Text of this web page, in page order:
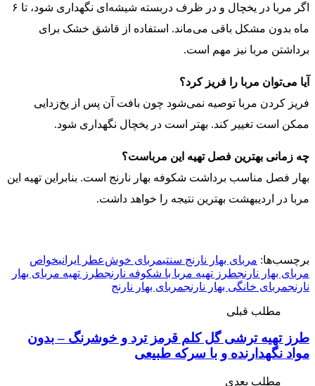
اگر مربا در یخچال و در ظرف دربسته شیشه‌ای نگهداری شود، تا ۶
ماه بدون مشکل باقی می‌ماند. استفاده از قاشق خشک برای
برداشتن مربا نیز مهم است.
آیا می‌توان مربا را فریز کرد؟
فریز کردن مربا توصیه نمی‌شود چون بافت آن پس از یخ‌زدایی
ممکن است تغییر کند. بهتر است در یخچال نگهداری شود.
چه زمانی بهترین فصل تهیه این مرباست؟
بهار فصل مناسب برداشت شکوفه بهار نارنج است. بنابراین تهیه این
مربا در اردیبهشت بهترین نتیجه را خواهد داشت.
برچسب‌ها: مربای بهار نارنج سنتیمربای خوش‌عطر ایرانیخواص
مربای بهار نارنجطرز تهیه مربا با شکوفه نارنجطرز تهیه مربای بهار
نارنجمربای خانگی بهار نارنجمربای بهار نارنج
مطلب قبلی
طرز تهیه ترشی گل کلم قرمز ترد و خوشرنگ – بدون
مواد نگهدارنده و با سرکه طبیعی
مطلب بعدی